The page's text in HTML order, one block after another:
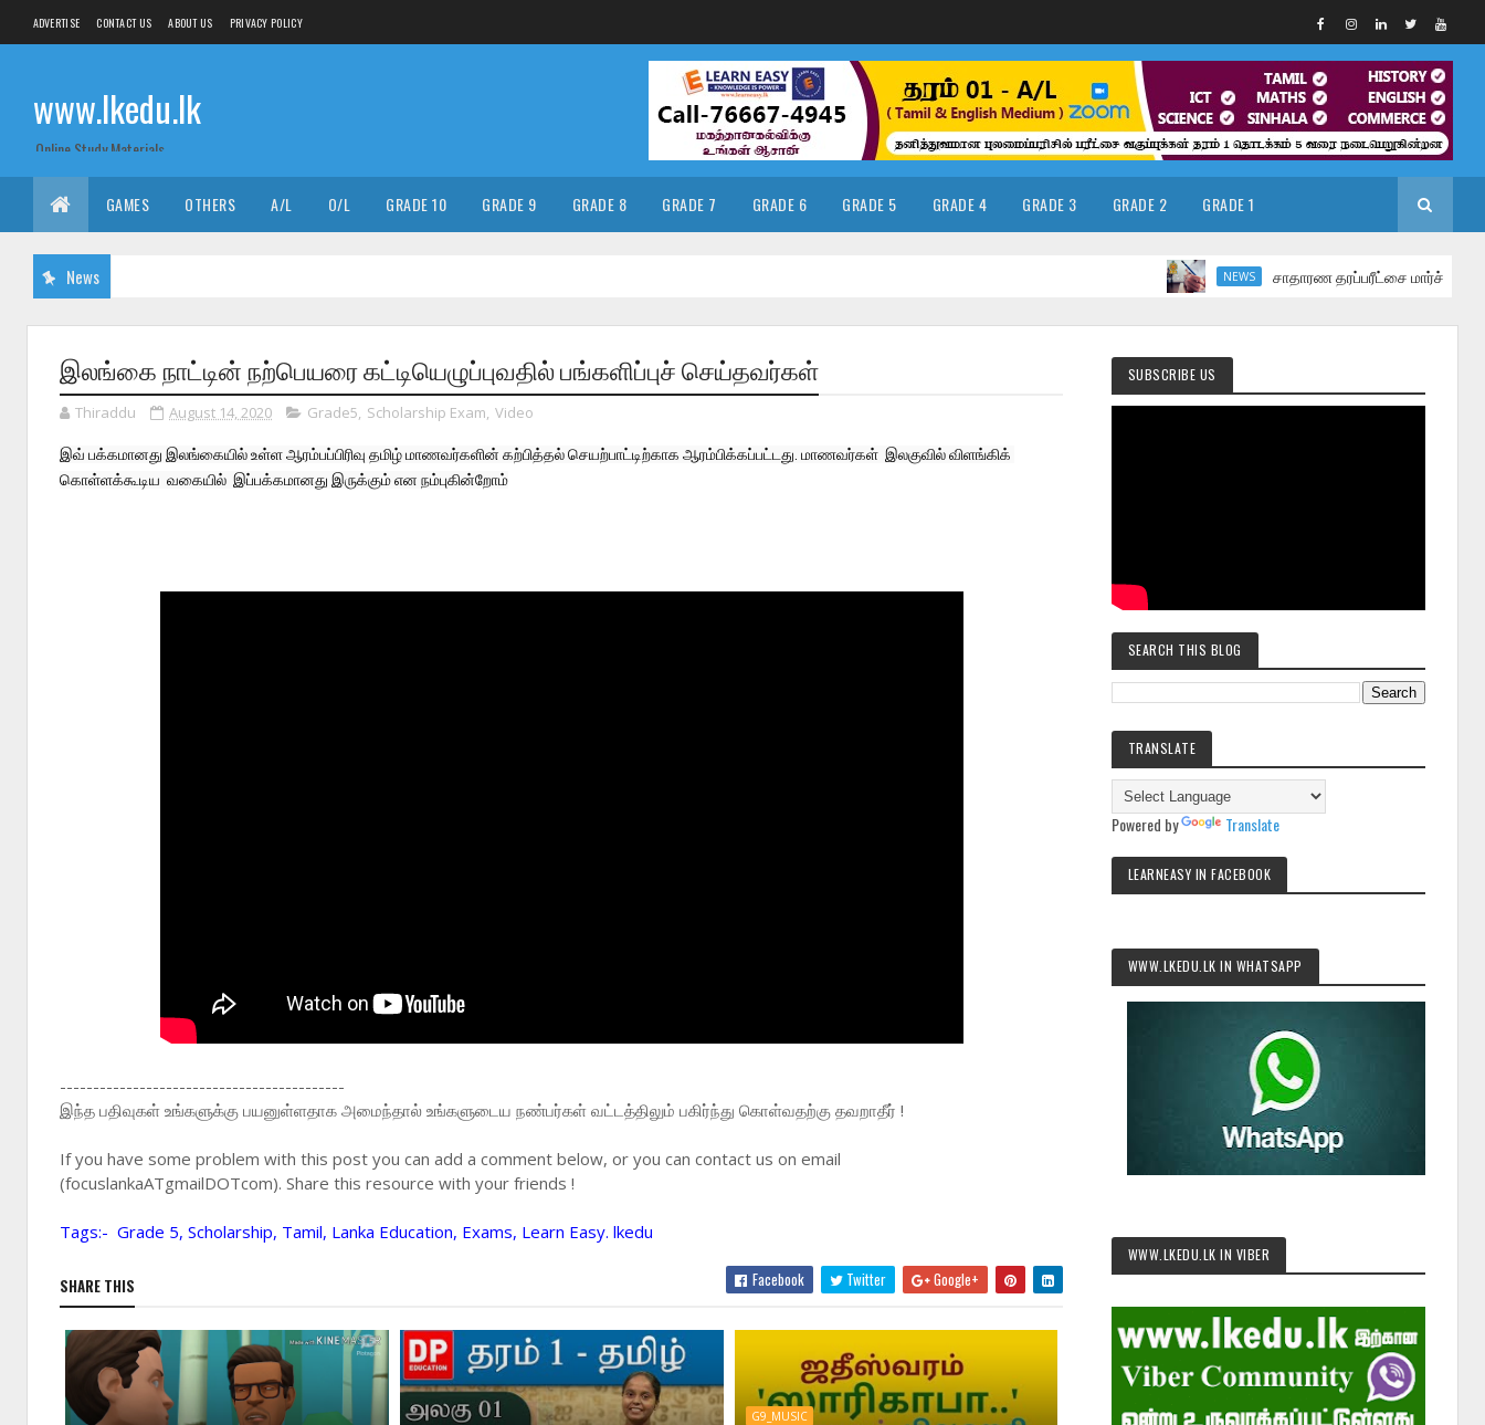
ADVERTISE CONTACT US ABOUT US PRIVACY POLICY
www.lkedu.lk
Online Study Materials
GAMES OTHERS A/L O/L GRADE 10 GRADE 9 GRADE 8 GRADE 7 GRADE 6 GRADE 5 GRADE 4 GRADE 3 GRADE 2 GRADE 1
News NEWS சாதாரண தரப்பரீட்சை மார்ச் மாதத்தில்
இலங்கை நாட்டின் நற்பெயரை கட்டியெழுப்புவதில் பங்களிப்புச் செய்தவர்கள்
Thiraddu August 14, 2020 Grade5, Scholarship Exam, Video
இவ் பக்கமானது இலங்கையில் உள்ள ஆரம்பப்பிரிவு தமிழ் மாணவர்களின் கற்பித்தல் செயற்பாட்டிற்காக ஆரம்பிக்கப்பட்டது. மாணவர்கள்  இலகுவில் விளங்கிக்
கொள்ளக்கூடிய  வகையில்  இப்பக்கமானது இருக்கும் என நம்புகின்றோம்
-------------------------------------------
இந்த பதிவுகள் உங்களுக்கு பயனுள்ளதாக அமைந்தால் உங்களுடைய நண்பர்கள் வட்டத்திலும் பகிர்ந்து கொள்வதற்கு தவறாதீர் !
If you have some problem with this post you can add a comment below, or you can contact us on email
(focuslankaATgmailDOTcom). Share this resource with your friends !
Tags:- Grade 5, Scholarship, Tamil, Lanka Education, Exams, Learn Easy. lkedu
SHARE THIS Facebook Twitter Google+
G9_MUSIC
SUBSCRIBE US
SEARCH THIS BLOG
TRANSLATE
Powered by Translate
LEARNEASY IN FACEBOOK
WWW.LKEDU.LK IN WHATSAPP
WWW.LKEDU.LK IN VIBER